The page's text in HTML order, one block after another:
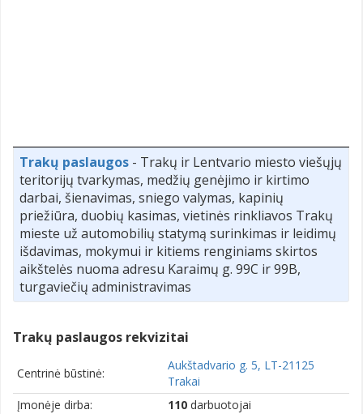
Trakų paslaugos - Trakų ir Lentvario miesto viešųjų
teritorijų tvarkymas, medžių genėjimo ir kirtimo
darbai, šienavimas, sniego valymas, kapinių
priežiūra, duobių kasimas, vietinės rinkliavos Trakų
mieste už automobilių statymą surinkimas ir leidimų
išdavimas, mokymui ir kitiems renginiams skirtos
aikštelės nuoma adresu Karaimų g. 99C ir 99B,
turgaviečių administravimas
Trakų paslaugos rekvizitai
Centrinė būstinė:
Aukštadvario g. 5, LT-21125
Trakai
Įmonėje dirba:
110 darbuotojai